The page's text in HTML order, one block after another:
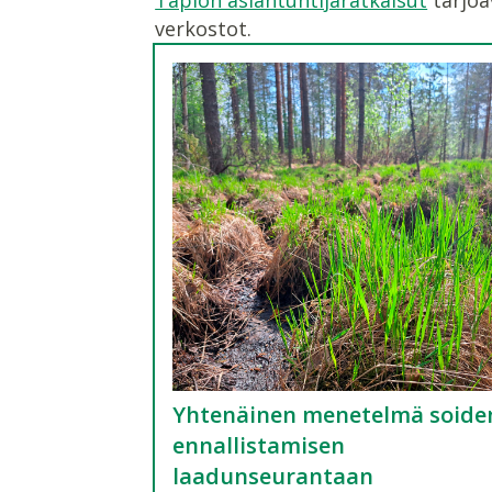
verkostot.
Yhtenäinen menetelmä
ennallistamisen
laadunseurantaan